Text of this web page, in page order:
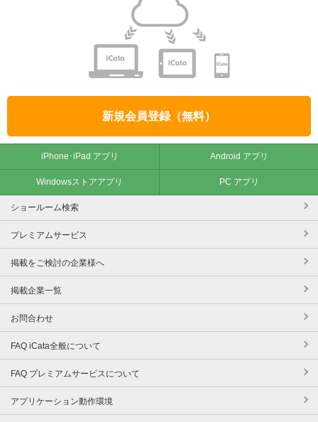
新規会員登録（無料）
iPhone･iPad アプリ Android アプリ
Windowsストアアプリ PC アプリ
ショールーム検索
プレミアムサービス
掲載をご検討の企業様へ
掲載企業一覧
お問合わせ
FAQ iCata全般について
FAQ プレミアムサービスについて
アプリケーション動作環境